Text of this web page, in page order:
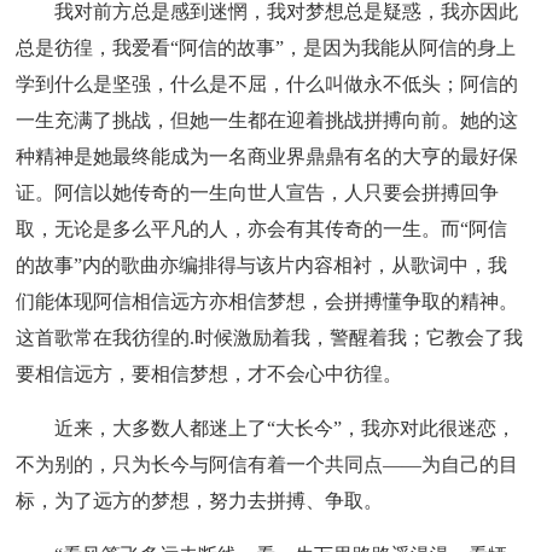
我对前方总是感到迷惘，我对梦想总是疑惑，我亦因此
总是彷徨，我爱看“阿信的故事”，是因为我能从阿信的身上
学到什么是坚强，什么是不屈，什么叫做永不低头；阿信的
一生充满了挑战，但她一生都在迎着挑战拼搏向前。她的这
种精神是她最终能成为一名商业界鼎鼎有名的大亨的最好保
证。阿信以她传奇的一生向世人宣告，人只要会拼搏回争
取，无论是多么平凡的人，亦会有其传奇的一生。而“阿信
的故事”内的歌曲亦编排得与该片内容相衬，从歌词中，我
们能体现阿信相信远方亦相信梦想，会拼搏懂争取的精神。
这首歌常在我彷徨的.时候激励着我，警醒着我；它教会了我
要相信远方，要相信梦想，才不会心中彷徨。
近来，大多数人都迷上了“大长今”，我亦对此很迷恋，
不为别的，只为长今与阿信有着一个共同点——为自己的目
标，为了远方的梦想，努力去拼搏、争取。